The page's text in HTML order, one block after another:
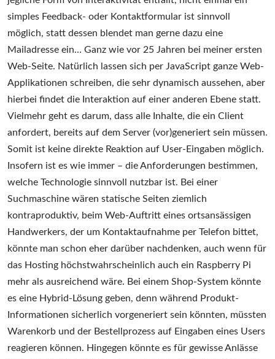
simples Feedback- oder Kontaktformular ist sinnvoll
möglich, statt dessen blendet man gerne dazu eine
Mailadresse ein… Ganz wie vor 25 Jahren bei meiner ersten
Web-Seite. Natürlich lassen sich per JavaScript ganze Web-
Applikationen schreiben, die sehr dynamisch aussehen, aber
hierbei findet die Interaktion auf einer anderen Ebene statt.
Vielmehr geht es darum, dass alle Inhalte, die ein Client
anfordert, bereits auf dem Server (vor)generiert sein müssen.
Somit ist keine direkte Reaktion auf User-Eingaben möglich.
Insofern ist es wie immer – die Anforderungen bestimmen,
welche Technologie sinnvoll nutzbar ist. Bei einer
Suchmaschine wären statische Seiten ziemlich
kontraproduktiv, beim Web-Auftritt eines ortsansässigen
Handwerkers, der um Kontaktaufnahme per Telefon bittet,
könnte man schon eher darüber nachdenken, auch wenn für
das Hosting höchstwahrscheinlich auch ein Raspberry Pi
mehr als ausreichend wäre. Bei einem Shop-System könnte
es eine Hybrid-Lösung geben, denn während Produkt-
Informationen sicherlich vorgeneriert sein könnten, müssten
Warenkorb und der Bestellprozess auf Eingaben eines Users
reagieren können. Hingegen könnte es für gewisse Anlässe